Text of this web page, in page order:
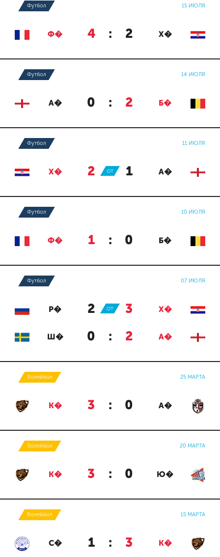
Футбол 15 ИЮЛЯ
Ф� 4 : 2 Х�
Футбол 14 ИЮЛЯ
А� 0 : 2 Б�
Футбол 11 ИЮЛЯ
Х� 2 : 1 А�
ОТ
Футбол 10 ИЮЛЯ
Ф� 1 : 0 Б�
Футбол 07 ИЮЛЯ
Р� 2 : 3 Х�
ОТ
Ш� 0 : 2 А�
Волейбол 25 МАРТА
К� 3 : 0 А�
Волейбол 20 МАРТА
К� 3 : 0 Ю�
Волейбол 15 МАРТА
С� 1 : 3 К�